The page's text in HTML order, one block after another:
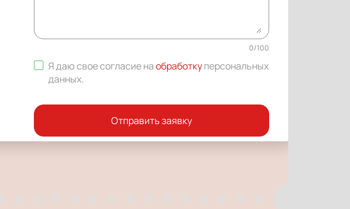
0/100
Я даю свое согласие наобработкуперсональных
данных.
Отправить заявку